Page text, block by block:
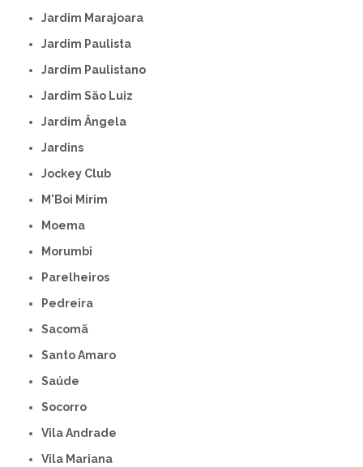
Jardim Marajoara
Jardim Paulista
Jardim Paulistano
Jardim São Luiz
Jardim Ângela
Jardins
Jockey Club
M'Boi Mirim
Moema
Morumbi
Parelheiros
Pedreira
Sacomã
Santo Amaro
Saúde
Socorro
Vila Andrade
Vila Mariana